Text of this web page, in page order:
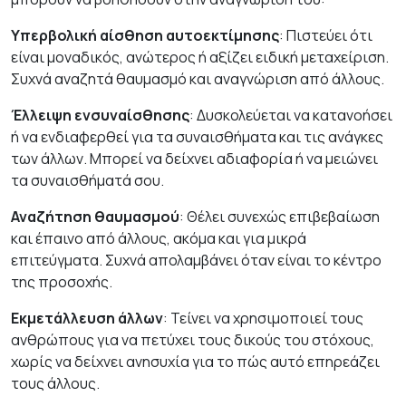
Υπερβολική αίσθηση αυτοεκτίμησης: Πιστεύει ότι
είναι μοναδικός, ανώτερος ή αξίζει ειδική μεταχείριση.
Συχνά αναζητά θαυμασμό και αναγνώριση από άλλους.
Έλλειψη ενσυναίσθησης: Δυσκολεύεται να κατανοήσει
ή να ενδιαφερθεί για τα συναισθήματα και τις ανάγκες
των άλλων. Μπορεί να δείχνει αδιαφορία ή να μειώνει
τα συναισθήματά σου.
Αναζήτηση θαυμασμού: Θέλει συνεχώς επιβεβαίωση
και έπαινο από άλλους, ακόμα και για μικρά
επιτεύγματα. Συχνά απολαμβάνει όταν είναι το κέντρο
της προσοχής.
Εκμετάλλευση άλλων: Τείνει να χρησιμοποιεί τους
ανθρώπους για να πετύχει τους δικούς του στόχους,
χωρίς να δείχνει ανησυχία για το πώς αυτό επηρεάζει
τους άλλους.